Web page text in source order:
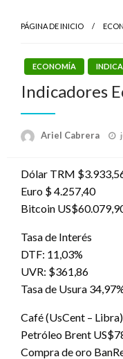
PÁGINA DE INICIO
ECONOMÍA
Indicadores
Ariel Cabrera
Dólar TRM
Euro $ 4.257,40
Bitcoin
Tasa de Interés
DTF: 11,03%
UVR: $361,86
Tasa de Usura
Café (UsCent –
Petróleo Brent
Compra de oro